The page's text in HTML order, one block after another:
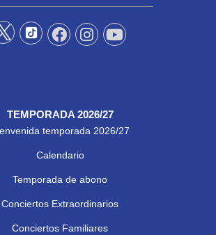
TEMPORADA 2026/27
temporada 2026/27
Calendario
Temporada de abono
Conciertos Extraordinarios
Conciertos Familiares